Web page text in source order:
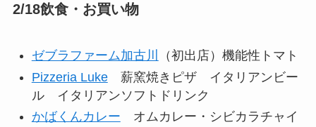
2/18飲食・お買い物
ゼブラファーム加古川
（初出店）機能性トマト
Pizzeria Luke薪窯焼きピザ イタリアンビー
ル イタリアンソフトドリンク
かばくんカレー オムカレー・シビカラチャイ